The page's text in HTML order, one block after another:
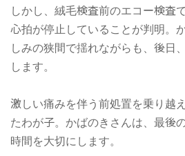
しかし、絨毛検査前のエコー検査
心拍が停止していることが判明。
しみの狭間で揺れながらも、後日
します。
激しい痛みを伴う前処置を乗り越
たわが子。かばのきさんは、最後
時間を大切にします。